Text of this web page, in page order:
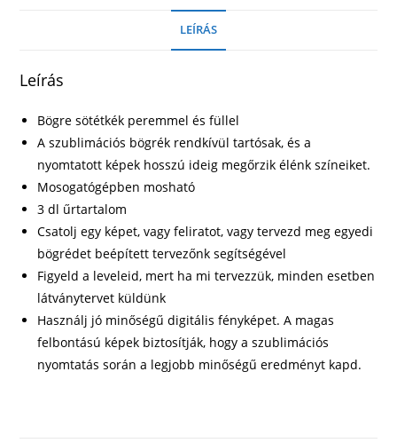
LEÍRÁS
Leírás
Bögre sötétkék peremmel és füllel
A szublimációs bögrék rendkívül tartósak, és a
nyomtatott képek hosszú ideig megőrzik élénk színeiket.
Mosogatógépben mosható
3 dl űrtartalom
Csatolj egy képet, vagy feliratot, vagy tervezd meg egyedi
bögrédet beépített tervezőnk segítségével
Figyeld a leveleid, mert ha mi tervezzük, minden esetben
látványtervet küldünk
Használj jó minőségű digitális fényképet. A magas
felbontású képek biztosítják, hogy a szublimációs
nyomtatás során a legjobb minőségű eredményt kapd.